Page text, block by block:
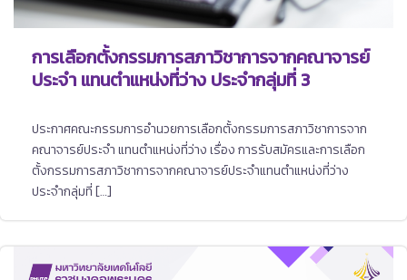
การเลือกตั้งกรรมการสภาวิชาการจากคณาจารย์
ประจำ แทนตำแหน่งที่ว่าง ประจำกลุ่มที่ 3
ประกาศคณะกรรมการอำนวยการเลือกตั้งกรรมการสภาวิชาการจาก
คณาจารย์ประจำ แทนตำแหน่งที่ว่าง เรื่อง การรับสมัครและการเลือก
ตั้งกรรมการสภาวิชาการจากคณาจารย์ประจำแทนตำแหน่งที่ว่าง
ประจำกลุ่มที่ […]